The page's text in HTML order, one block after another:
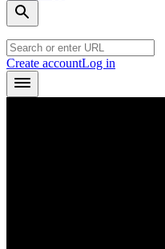
Create accountLog in